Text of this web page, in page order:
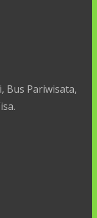
Bus Pariwisata,